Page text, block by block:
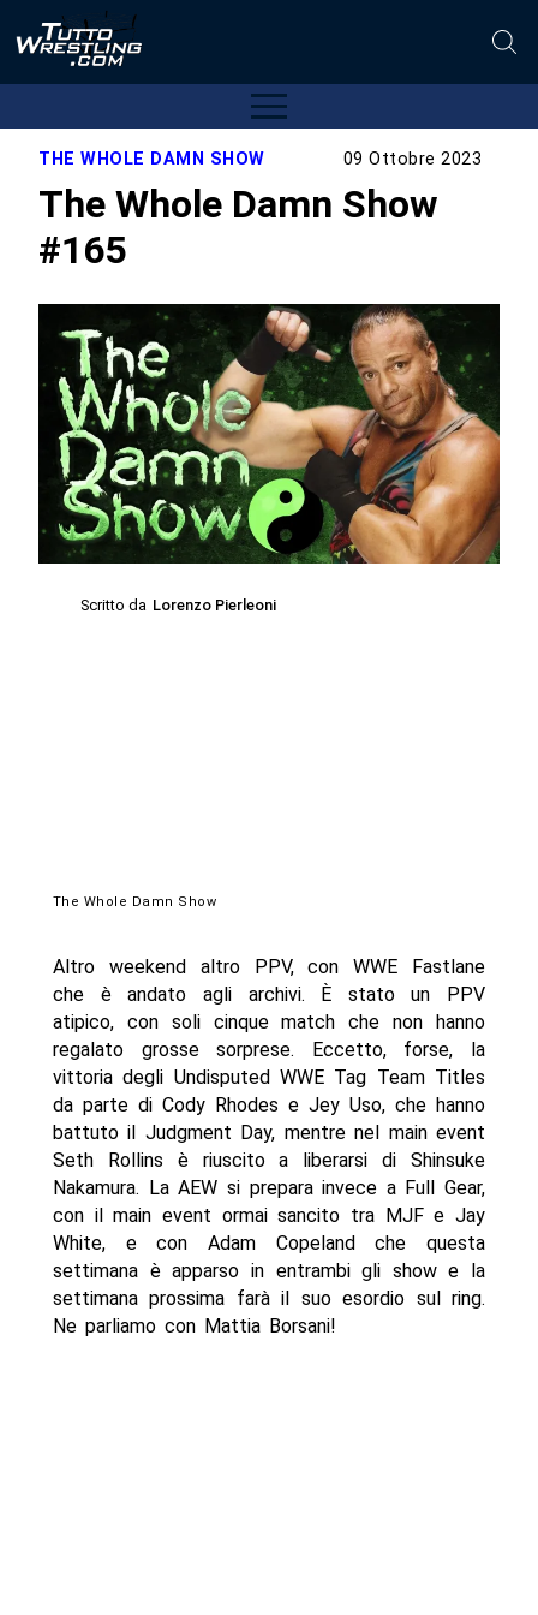
THE WHOLE DAMN SHOW 09 Ottobre 2023
The Whole Damn Show
#165
Scritto da Lorenzo Pierleoni
The Whole Damn Show
Altro weekend altro PPV, con WWE Fastlane
che è andato agli archivi. È stato un PPV
atipico, con soli cinque match che non hanno
regalato grosse sorprese. Eccetto, forse, la
vittoria degli Undisputed WWE Tag Team Titles
da parte di Cody Rhodes e Jey Uso, che hanno
battuto il Judgment Day, mentre nel main event
Seth Rollins è riuscito a liberarsi di Shinsuke
Nakamura. La AEW si prepara invece a Full Gear,
con il main event ormai sancito tra MJF e Jay
White, e con Adam Copeland che questa
settimana è apparso in entrambi gli show e la
settimana prossima farà il suo esordio sul ring.
Ne parliamo con Mattia Borsani!